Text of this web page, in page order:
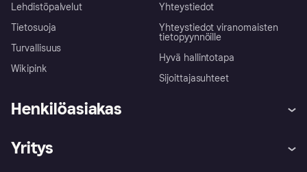
Lehdistöpalvelut
Tietosuoja
Turvallisuus
Wikipink
Yhteystiedot
Yhteystiedot viranomaisten
tietopyynnöille
Hyvä hallintotapa
Sijoittajasuhteet
Henkilöasiakas
Kirjaudu sisään
Yritys